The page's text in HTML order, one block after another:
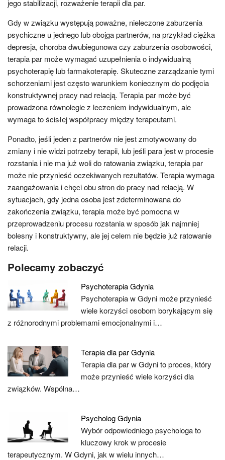
jego stabilizacji, rozważenie terapii dla par.
Gdy w związku występują poważne, nieleczone zaburzenia
psychiczne u jednego lub obojga partnerów, na przykład ciężka
depresja, choroba dwubiegunowa czy zaburzenia osobowości,
terapia par może wymagać uzupełnienia o indywidualną
psychoterapię lub farmakoterapię. Skuteczne zarządzanie tymi
schorzeniami jest często warunkiem koniecznym do podjęcia
konstruktywnej pracy nad relacją. Terapia par może być
prowadzona równolegle z leczeniem indywidualnym, ale
wymaga to ścisłej współpracy między terapeutami.
Ponadto, jeśli jeden z partnerów nie jest zmotywowany do
zmiany i nie widzi potrzeby terapii, lub jeśli para jest w procesie
rozstania i nie ma już woli do ratowania związku, terapia par
może nie przynieść oczekiwanych rezultatów. Terapia wymaga
zaangażowania i chęci obu stron do pracy nad relacją. W
sytuacjach, gdy jedna osoba jest zdeterminowana do
zakończenia związku, terapia może być pomocna w
przeprowadzeniu procesu rozstania w sposób jak najmniej
bolesny i konstruktywny, ale jej celem nie będzie już ratowanie
relacji.
Polecamy zobaczyć
Psychoterapia Gdynia
Psychoterapia w Gdyni może przynieść
wiele korzyści osobom borykającym się
z różnorodnymi problemami emocjonalnymi i…
Terapia dla par Gdynia
Terapia dla par w Gdyni to proces, który
może przynieść wiele korzyści dla
związków. Wspólna…
Psycholog Gdynia
Wybór odpowiedniego psychologa to
kluczowy krok w procesie
terapeutycznym. W Gdyni, jak w wielu innych…